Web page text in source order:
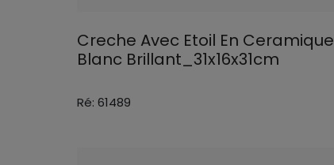
Creche Avec Etoil En Ceramique
Blanc Brillant_31x16x31cm
Ré: 61489